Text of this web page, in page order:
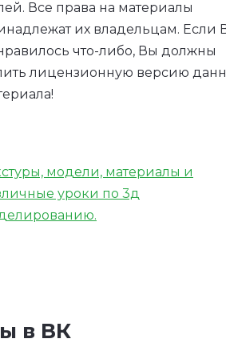
Все права на материалы
их владельцам. Если
что-либо, Вы должны
лицензионную версию
модели, материалы и
уроки по 3д
в ВК